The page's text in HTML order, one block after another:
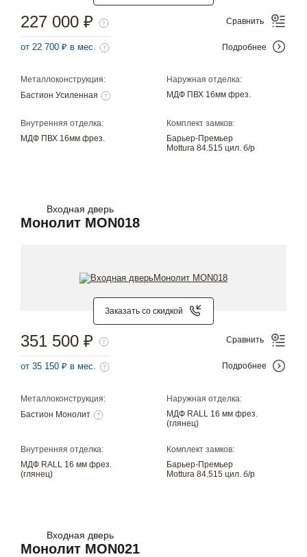
Металлоконструкция:
Бастион Усиленная
Наружная отделка:
МДФ ПВХ 16мм фрез.
Внутренняя отделка:
МДФ ПВХ 16мм фрез.
Комплект замков:
Барьер-Премьер
Mottura 84.515 цил. б/р
227 000 ₽
от 22 700 ₽ в мес.
Сравнить
Подробнее
Входная дверь
Монолит MON018
Заказать со скидкой
Металлоконструкция:
Бастион Монолит
Наружная отделка:
МДФ RALL 16 мм фрез.
(глянец)
Внутренняя отделка:
МДФ RALL 16 мм фрез.
(глянец)
Комплект замков:
Барьер-Премьер
Mottura 84.515 цил. б/р
351 500 ₽
от 35 150 ₽ в мес.
Сравнить
Подробнее
Входная дверь
Монолит MON021